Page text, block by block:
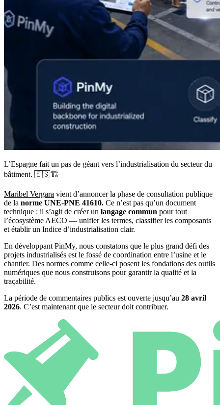
L’Espagne fait un pas de géant vers l’industrialisation du secteur du
bâtiment. 🇪🇸🏗️
Maribel Vergara vient d’annoncer la phase de consultation publique
de la norme UNE-PNE 41610. Ce n’est pas qu’un document
technique : il s’agit de créer un langage commun pour tout
l’écosystème AECO — unifier les termes, classifier les composants
et établir un Indice d’industrialisation clair.
En développant PinMy, nous constatons que le plus grand défi des
projets industrialisés est le fossé de coordination entre l’usine et le
chantier. Des normes comme celle-ci posent les fondations des outils
numériques que nous construisons pour garantir la qualité et la
traçabilité.
La période de commentaires publics est ouverte jusqu’au 28 avril
2026. C’est maintenant que le secteur doit contribuer.